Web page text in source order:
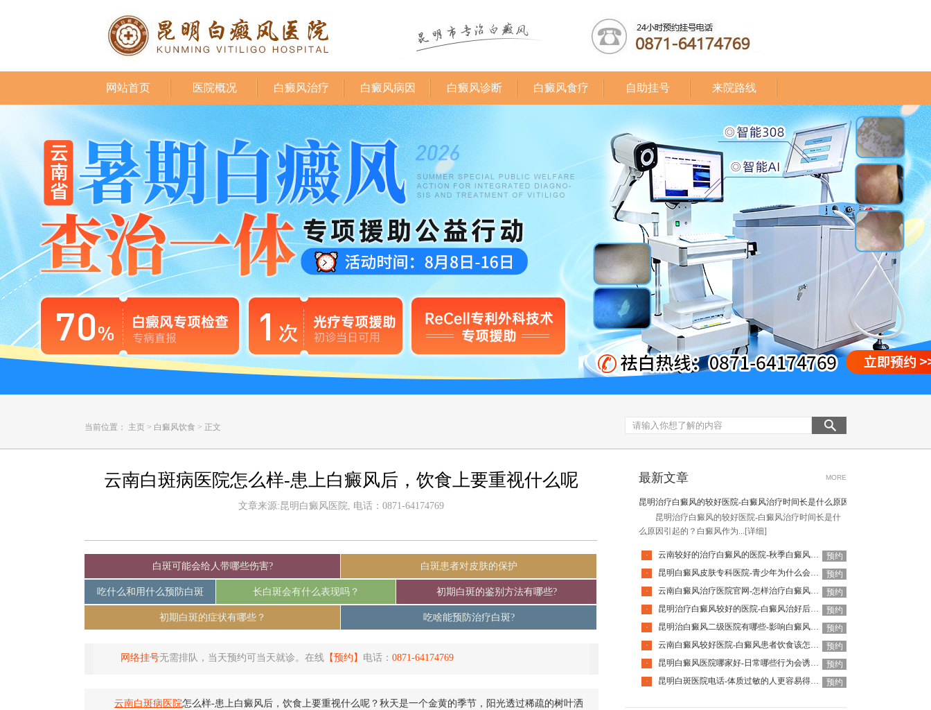
网站首页 医院概况 白癜风治疗 白癜风病因 白癜风诊断 白癜风食疗 自助挂号 来院路线
当前位置： 主页 > 白癜风饮食 > 正文
云南白斑病医院怎么样-患上白癜风后，饮食上要重视什么呢
文章来源:昆明白癜风医院, 电话：0871-64174769
白斑可能会给人带哪些伤害? 白斑患者对皮肤的保护
吃什么和用什么预防白斑 长白斑会有什么表现吗？ 初期白斑的鉴别方法有哪些?
初期白斑的症状有哪些？ 吃啥能预防治疗白斑?
网络挂号无需排队，当天预约可当天就诊。在线 【预约】 电话： 0871-64174769
云南白斑病医院怎么样-患上白癜风后，饮食上要重视什么呢？秋天是一个金黄的季节，阳光透过稀疏的树叶洒
最新文章 MORE
昆明治疗白癜风的较好医院-白癜风治疗时间长是什么原因引起的
昆明治疗白癜风的较好医院-白癜风治疗时间长是什
么原因引起的？白癜风作为... [详细]
· 云南较好的治疗白癜风的医院-秋季白癜风该怎么护理
预约
·
昆明白癜风皮肤专科医院-青少年为什么会得白癜风呢
预约
·
云南白癜风治疗医院官网-怎样治疗白癜风才有效
预约
·
昆明治疗白癜风较好的医院-白癜风治好后还会复发吗
预约
·
昆明治白癜风二级医院有哪些-影响白癜风恢复的因素有哪些
预约
·
云南白癜风较好医院-白癜风患者饮食该怎么调整
预约
·
昆明白癜风医院哪家好-日常哪些行为会诱发白癜风呢
预约
·
昆明白斑医院电话-体质过敏的人更容易得白癜风吗 预约